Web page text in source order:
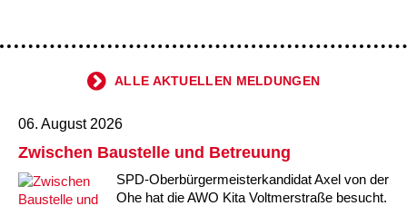
ALLE AKTUELLEN MELDUNGEN
06. August 2026
Zwischen Baustelle und Betreuung
SPD-Oberbürgermeisterkandidat Axel von der
Ohe hat die AWO Kita Voltmerstraße besucht.